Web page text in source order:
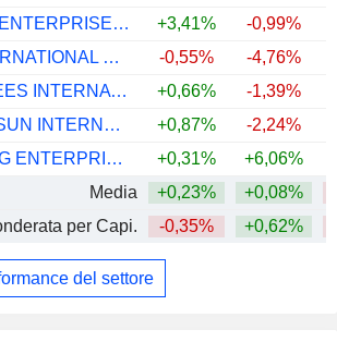
FENG TAY ENTERPRISES CO., LTD.
+3,41% -0,99%
XTEP INTERNATIONAL HOLDINGS LIMITED
-0,55% -4,76%
361 DEGREES INTERNATIONAL LIMITED
+0,66% -1,39%
FULGENT SUN INTERNATIONAL (HOLDING) CO., LTD.
+0,87% -2,24%
HWASEUNG ENTERPRISE CO., LTD.
+0,31% +6,06%
Media
+0,23% +0,08%
per Capi.
-0,35% +0,62%
del settore